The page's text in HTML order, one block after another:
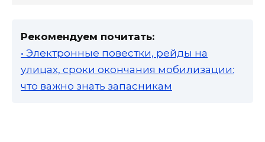
Рекомендуем почитать:
• Электронные повестки, рейды на
улицах, сроки окончания мобилизации:
что важно знать запасникам